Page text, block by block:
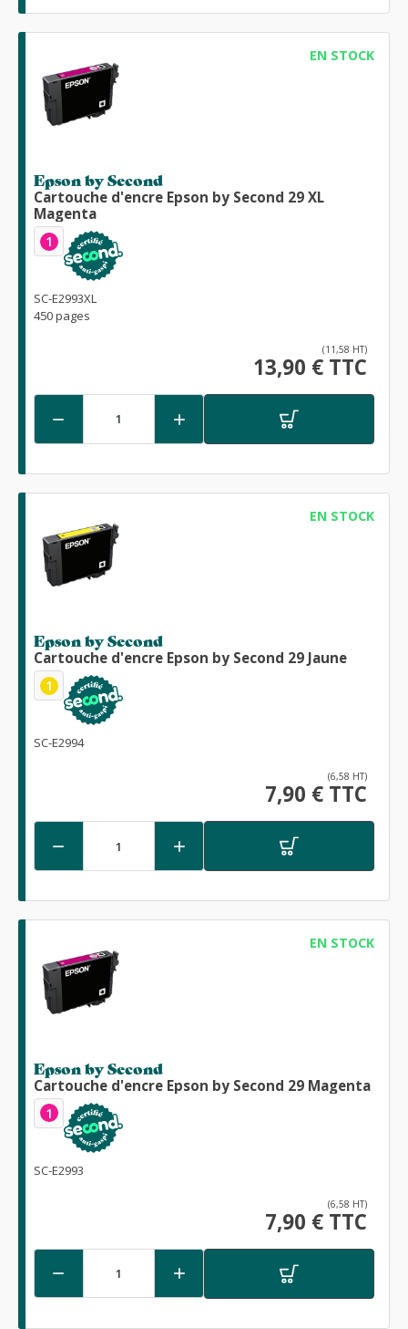
EN STOCK
Epson by Second
Cartouche d'encre Epson by Second 29 XL
Magenta
1
SC-E2993XL
450 pages
(11,58 HT)
13,90 € TTC
 
EN STOCK
Epson by Second
Cartouche d'encre Epson by Second 29 Jaune
1
SC-E2994
(6,58 HT)
7,90 € TTC
 
EN STOCK
Epson by Second
Cartouche d'encre Epson by Second 29 Magenta
1
SC-E2993
(6,58 HT)
7,90 € TTC
 